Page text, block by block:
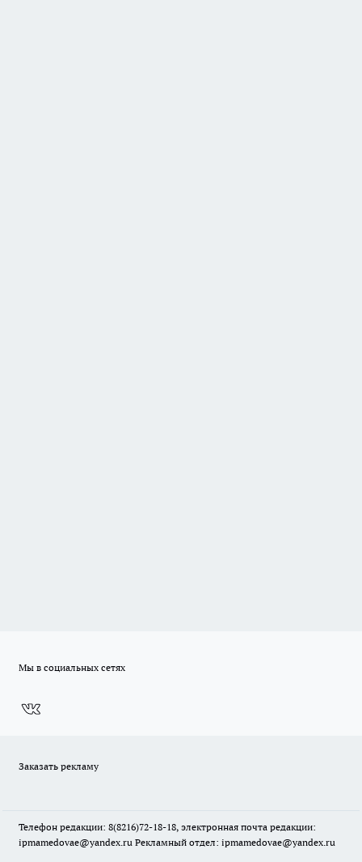
Мы в социальных сетях
Заказать рекламу
Телефон редакции: 8(8216)72-18-18, электронная почта редакции:
ipmamedovae@yandex.ru Рекламный отдел: ipmamedovae@yandex.ru